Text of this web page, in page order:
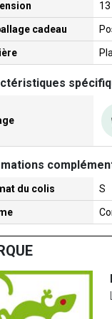
cadeau
du colis S